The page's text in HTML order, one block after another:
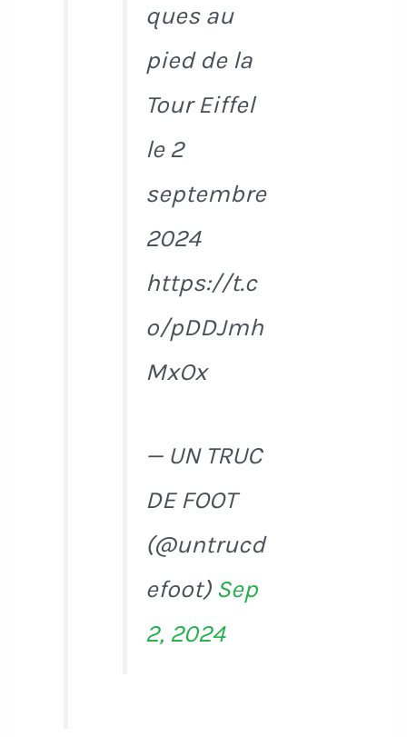
ques au
pied de la
Tour Eiffel
le 2
septembre
2024
https://t.c
o/pDDJmh
MxOx
— UN TRUC
DE FOOT
(@untrucd
efoot) Sep
2, 2024